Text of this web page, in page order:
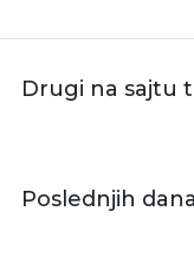
Drugi na sajtu
Poslednjih